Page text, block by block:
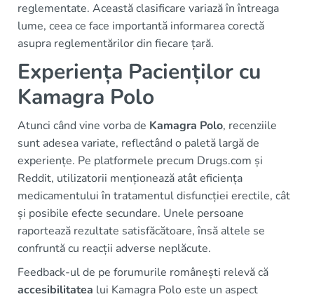
reglementate. Această clasificare variază în întreaga
lume, ceea ce face importantă informarea corectă
asupra reglementărilor din fiecare țară.
Experiența Pacienților cu
Kamagra Polo
Atunci când vine vorba de Kamagra Polo, recenziile
sunt adesea variate, reflectând o paletă largă de
experiențe. Pe platformele precum Drugs.com și
Reddit, utilizatorii menționează atât eficiența
medicamentului în tratamentul disfuncției erectile, cât
și posibile efecte secundare. Unele persoane
raportează rezultate satisfăcătoare, însă altele se
confruntă cu reacții adverse neplăcute.
Feedback-ul de pe forumurile românești relevă că
accesibilitatea lui Kamagra Polo este un aspect